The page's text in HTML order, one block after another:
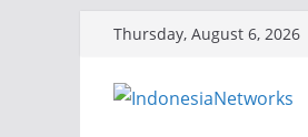
content
Thursday, August 6, 2026